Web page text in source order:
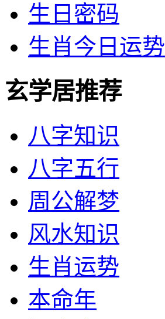
生日密码
生肖今日运势
玄学居推荐
八字知识
八字五行
周公解梦
风水知识
生肖运势
本命年